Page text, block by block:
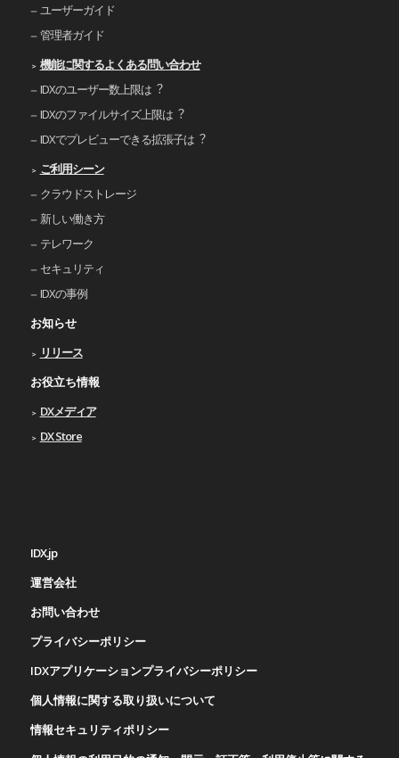
ユーザーガイド
管理者ガイド
機能に関するよくある問い合わせ
IDXのユーザー数上限は︖
IDXのファイルサイズ上限は︖
IDXでプレビューできる拡張⼦は︖
ご利⽤シーン
クラウドストレージ
新しい働き⽅
テレワーク
セキュリティ
IDXの事例
お知らせ
リリース
お役立ち情報
DXメディア
DX Store
IDX.jp
運営会社
お問い合わせ
プライバシーポリシー
IDXアプリケーションプライバシーポリシー
個人情報に関する取り扱いについて
情報セキュリティポリシー